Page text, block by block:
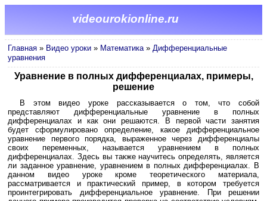
videourokionline.ru
Главная » Видео уроки » Математика» Дифференциальные
уравнения
Уравнение в полных дифференциалах, примеры,
решение
В этом видео уроке рассказывается о том, что собой
представляют дифференциальные уравнение в полных
дифференциалах и как они решаются. В первой части занятия
будет сформулировано определение, какое дифференциальное
уравнение первого порядка, выраженное через дифференциалы
своих переменных, называется уравнением в полных
дифференциалах. Здесь вы также научитесь определять, является
ли заданное уравнение, уравнением в полных дифференциалах. В
данном видео уроке кроме теоретического материала,
рассматривается и практический пример, в котором требуется
проинтегрировать дифференциальное уравнение. При решении